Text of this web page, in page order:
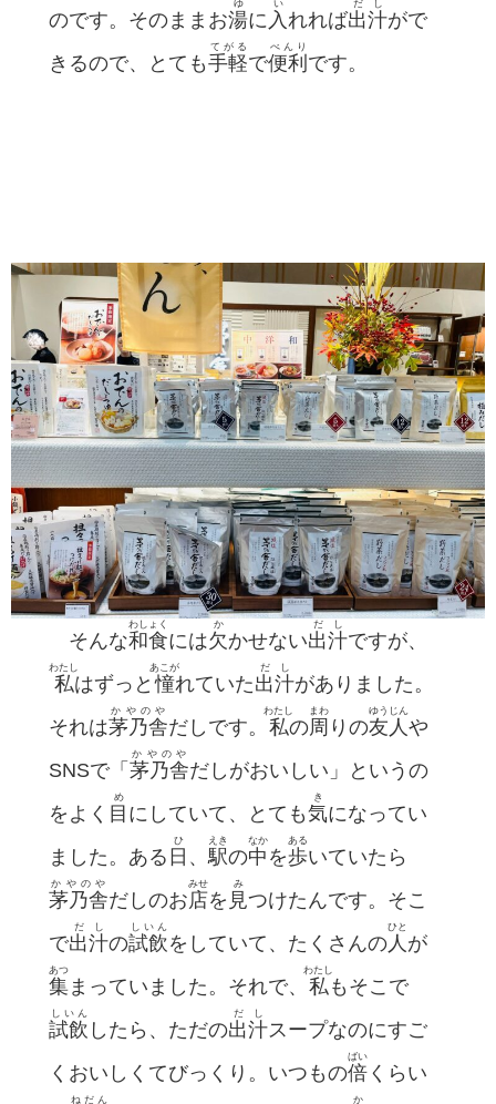
のです。そのままお湯
ゆ
に 入
い
れれば出汁
だし
がで
きるので、とても手軽
てがる
で便利
べんり
です。
そんな和食
わしょく
には欠
か
かせない出汁
だし
ですが、
私
わたし
はずっと憧
あこが
れていた出汁
だし
がありました。
それは茅乃舎
かやのや
だしです。 私
わたし
の周
まわ
りの友人
ゆうじん
や
SNSで「茅乃舎
かやのや
だしがおいしい」というの
をよく 目
め
にしていて、とても気
き
になってい
ました。ある 日
ひ
、駅
えき
の中
なか
を歩
ある
いていたら
茅乃舎
かやのや
だしのお店
みせ
を 見
み
つけたんです。そこ
で出汁
だし
の試飲
しいん
をしていて、たくさんの 人
ひと
が
集
あつ
まっていました。それで、 私
わたし
もそこで
試飲
しいん
したら、ただの出汁
だし
スープなのにすご
くおいしくてびっくり。いつもの倍
ばい
くらい
ねだん か